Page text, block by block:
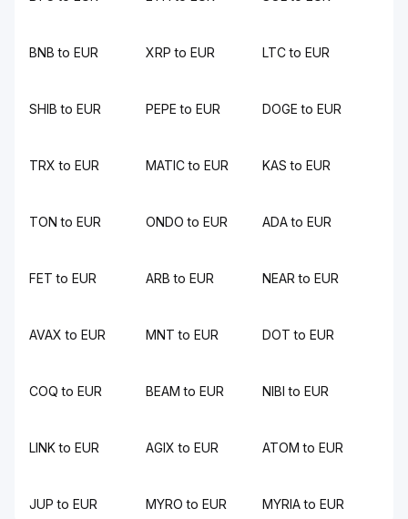
BNB to EUR XRP to EUR LTC to EUR
SHIB to EUR PEPE to EUR DOGE to EUR
TRX to EUR MATIC to EUR KAS to EUR
TON to EUR ONDO to EUR ADA to EUR
FET to EUR ARB to EUR NEAR to EUR
AVAX to EUR MNT to EUR DOT to EUR
COQ to EUR BEAM to EUR NIBI to EUR
LINK to EUR AGIX to EUR ATOM to EUR
JUP to EUR MYRO to EUR MYRIA to EUR